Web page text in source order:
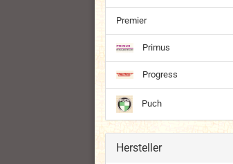
Premier
Primus
Progress
Puch
Hersteller